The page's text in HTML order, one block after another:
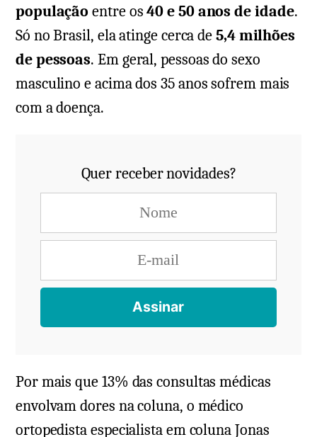
população entre os40 e 50 anos de idade.
Só no Brasil, ela atinge cerca de5,4 milhões
de pessoas. Em geral, pessoas do sexo
masculino e acima dos 35 anos sofrem mais
com a doença.
Quer receber novidades?
Por mais que 13% das consultas médicas
envolvam dores na coluna, o médico
ortopedista especialista em coluna Jonas